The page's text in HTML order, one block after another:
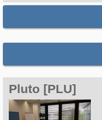
Pluto [PLU]